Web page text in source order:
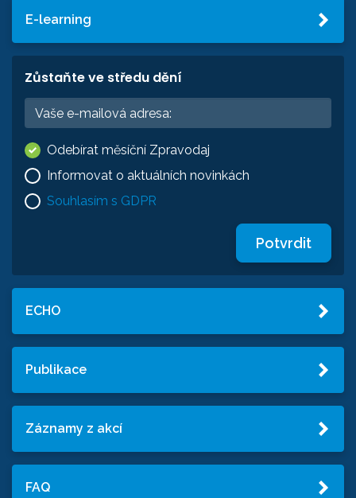
E-learning
Zůstaňte ve středu dění
Odebírat měsíční Zpravodaj
Informovat o aktuálních novinkách
Souhlasím s GDPR
Potvrdit
ECHO
Publikace
Záznamy z akcí
FAQ